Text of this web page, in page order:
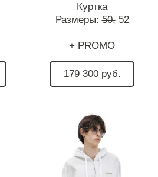
Куртка
Размеры:50, 52
+ PROMO
179 300 руб.